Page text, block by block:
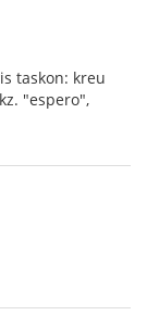
taskon: kreu
"espero",